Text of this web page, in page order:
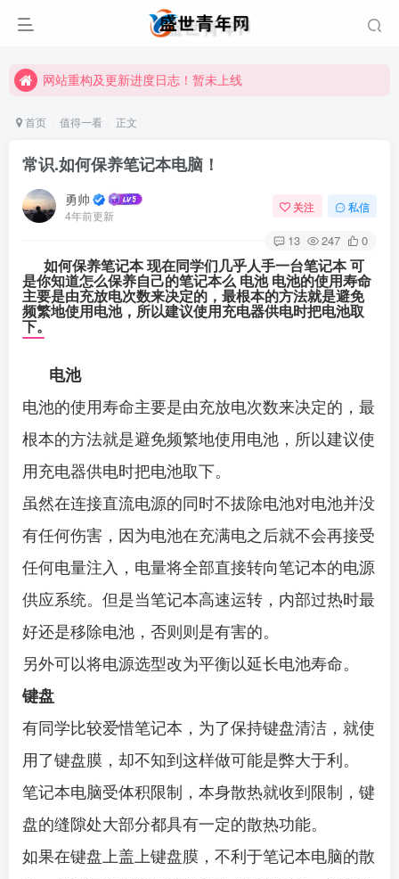
网站重构及更新进度日志！暂未上线
网站重构及更新进度日志！暂未上线
首页 值得一看 正文
常识.如何保养笔记本电脑！
勇帅
4年前更新
关注 私信
13 247 0
如何保养笔记本 现在同学们几乎人手一台笔记本 可
是你知道怎么保养自己的笔记本么 电池 电池的使用寿命
主要是由充放电次数来决定的，最根本的方法就是避免
频繁地使用电池，所以建议使用充电器供电时把电池取
下。
电池
电池的使用寿命主要是由充放电次数来决定的，最
根本的方法就是避免频繁地使用电池，所以建议使
用充电器供电时把电池取下。
虽然在连接直流电源的同时不拔除电池对电池并没
有任何伤害，因为电池在充满电之后就不会再接受
任何电量注入，电量将全部直接转向笔记本的电源
供应系统。但是当笔记本高速运转，内部过热时最
好还是移除电池，否则则是有害的。
另外可以将电源选型改为平衡以延长电池寿命。
键盘
有同学比较爱惜笔记本，为了保持键盘清洁，就使
用了键盘膜，却不知到这样做可能是弊大于利。
笔记本电脑受体积限制，本身散热就收到限制，键
盘的缝隙处大部分都具有一定的散热功能。
如果在键盘上盖上键盘膜，不利于笔记本电脑的散